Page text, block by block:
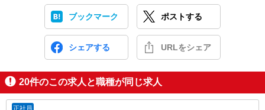
ブックマーク ポストする
シェアする URLをシェア
20件のこの求人と職種が同じ求人
正社員